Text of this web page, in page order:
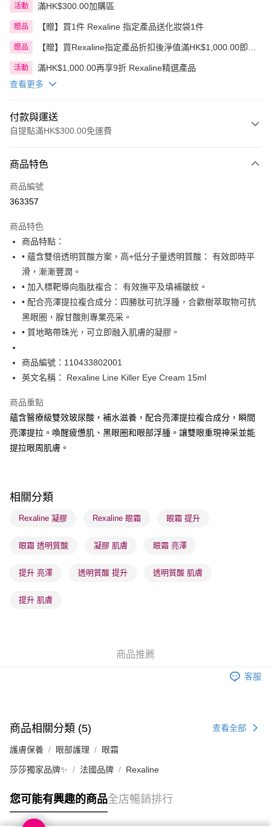
活動 滿HK$300.00加購區
贈品 【贈】買1件 Rexaline 指定產品送化妝袋1件
贈品
【贈】買Rexaline指定產品折扣後淨值滿HK$1,000.00即送
活動
滿HK$1,000.00再享9折 Rexaline精選產品
查看更多
付款與運送
自提點滿HK$300.00免運費
信用卡
Apple Pay
PayMe
WeChat Pay
BoC Pay
送貨方式
順豐自助櫃 - 確認發貨後1-3個工作天送達
每筆HK$65.00，滿HK$300.00或以上免運費
順豐站及營業點 - 確認發貨後1-3個工作天送達
每筆HK$65.00，滿HK$300.00或以上免運費
每筆HK$20.00，滿HK$100.00或以上免運費
(澳門門市) 只顯示可選門市。確認發貨後2-5個工作天到店，3天內
每筆HK$20.00，滿HK$100.00或以上免運費
澳門地區配送 - 確認發貨後1-4個工作天送達
商品特色
商品編號
363357
商品特色
商品特點：
• 蘊含雙倍透明質酸方案，高+低分子量透明質酸： 有效即時平
滑，漸漸豐潤。
• 加入標靶導向脂肽複合： 有效撫平及填補皺紋。
• 配合亮澤提拉複合成分：四勝肽可抗浮腫，合歡樹萃取物可抗
黑眼圈，腺甘酸則專業亮采。
• 質地略帶珠光，可立即融入肌膚的凝膠。
商品編號：110433802001
英文名稱： Rexaline Line Killer Eye Cream 15ml
商品重點
蘊含醫療級雙效玻尿酸，補水滋養，配合亮澤提拉複合成分，瞬間
亮澤提拉。喚醒疲憊肌、黑眼圈和眼部浮腫。讓雙眼重現神采並能
提拉眼周肌膚。
相關分類
Rexaline 凝膠 Rexaline 眼霜 眼霜 提升
眼霜 透明質酸 凝膠 肌膚 眼霜 亮澤
提升 亮澤 透明質酸 提升 透明質酸 肌膚
提升 肌膚
商品推薦
客服
商品相關分類 (5) 查看全部
護膚保養 眼部護理 眼霜
莎莎獨家品牌✨ 法國品牌 Rexaline
您可能有興趣的商品全店暢銷排行